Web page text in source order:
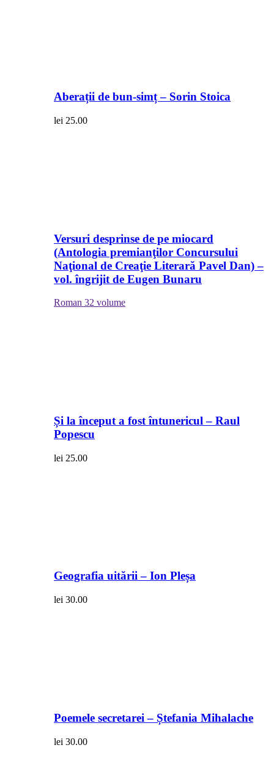
Aberații de bun-simț – Sorin Stoica
lei 25.00
Versuri desprinse de pe miocard
(Antologia premianţilor Concursului
Naţional de Creaţie Literară Pavel Dan) –
vol. îngrijit de Eugen Bunaru
Roman 32 volume
Și la început a fost întunericul – Raul
Popescu
lei 25.00
Geografia uitării – Ion Pleșa
lei 30.00
Poemele secretarei – Ștefania Mihalache
lei 30.00